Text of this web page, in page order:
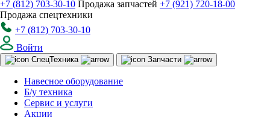
+7 (812) 703-30-10 Продажа запчастей +7 (921) 720-18-00
Продажа спецтехники
+7 (812) 703-30-10
Войти
СпецТехника Запчасти
Навесное оборудование
Б/у техника
Сервис и услуги
Акции